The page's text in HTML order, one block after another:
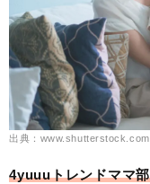
出典：www.shutterstock.com
4yuuuトレンドママ